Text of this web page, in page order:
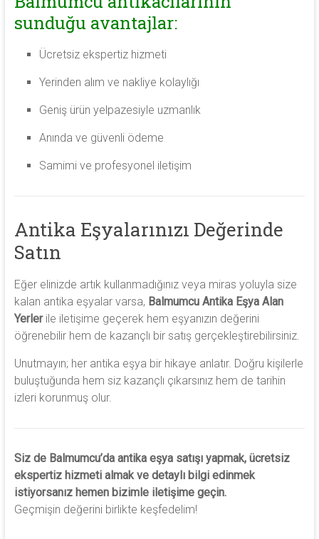
sunduğu avantajlar:
Ücretsiz ekspertiz hizmeti
Yerinden alım ve nakliye kolaylığı
Geniş ürün yelpazesiyle uzmanlık
Anında ve güvenli ödeme
Samimi ve profesyonel iletişim
Antika Eşyalarınızı Değerinde
Satın
Eğer elinizde artık kullanmadığınız veya miras yoluyla size
kalan antika eşyalar varsa, Balmumcu Antika Eşya Alan
Yerlerile iletişime geçerek hem eşyanızın değerini
öğrenebilir hem de kazançlı bir satış gerçekleştirebilirsiniz.
Unutmayın; her antika eşya bir hikaye anlatır. Doğru kişilerle
buluştuğunda hem siz kazançlı çıkarsınız hem de tarihin
izleri korunmuş olur.
Siz de Balmumcu’da antika eşya satışı yapmak, ücretsiz
ekspertiz hizmeti almak ve detaylı bilgi edinmek
istiyorsanız hemen bizimle iletişime geçin.
Geçmişin değerini birlikte keşfedelim!